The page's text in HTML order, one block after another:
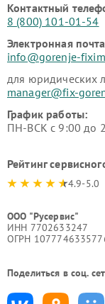
Контактный
8 (800) 101-01-54
Электронная
info@gorenje-
для юридических
manager@fix-
График работы:
ПН-ВСК с 9:00 до
Рейтинг
4.9-5.0
ООО "Русервис"
ИНН 7702633247
ОГРН
Поделиться в соц.